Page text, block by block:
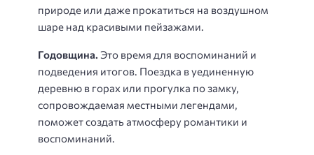
природе или даже прокатиться на воздушном
шаре над красивыми пейзажами.
Годовщина. Это время для воспоминаний и
подведения итогов. Поездка в уединенную
деревню в горах или прогулка по замку,
сопровождаемая местными легендами,
поможет создать атмосферу романтики и
воспоминаний.